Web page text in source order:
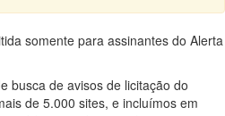
somente para assinantes do Alerta
busca de avisos de licitação do
de 5.000 sites, e incluímos em